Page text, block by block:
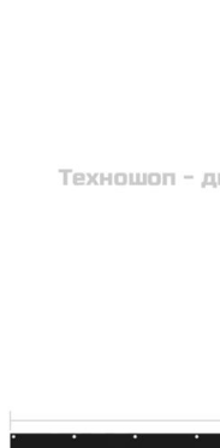
Предоставената
Добавете продукта в
количката" и при
Предоставената
Добавете продукта
количката" и при
количката" и при
вноски на кредита.